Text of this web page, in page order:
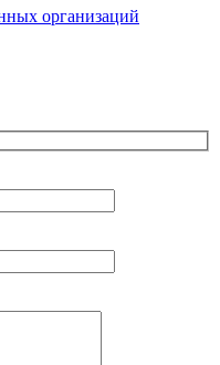
организаций